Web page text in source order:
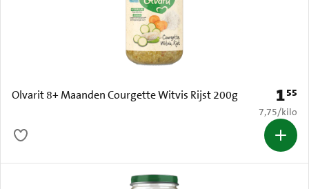
Olvarit 8+ Maanden Courgette Witvis Rijst 200g Prijs:
155
€ 7,75 per
7,75/kilo